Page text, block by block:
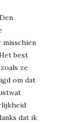
misschien
best
ze
om dat
dat ik